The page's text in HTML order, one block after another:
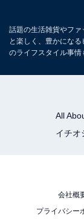
話題の生活雑貨やフ
と楽しく、豊かにな
のライフスタイル事情
All
イチオ
会社概
プライバシー